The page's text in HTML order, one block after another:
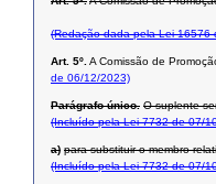
(Redação dada pela Lei 16576
Art. 5º. A Comissão de
de 06/12/2023)
Parágrafo único. O suplente
(Incluído pela Lei 7732 de 07/
a) para substituir o membro
(Incluído pela Lei 7732 de 07/